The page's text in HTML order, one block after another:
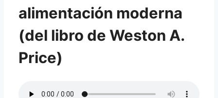
alimentación moderna
(del libro de Weston A.
Price)